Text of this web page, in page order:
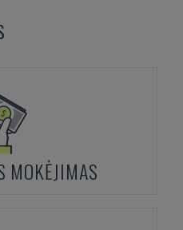
MOKĖJIMAS